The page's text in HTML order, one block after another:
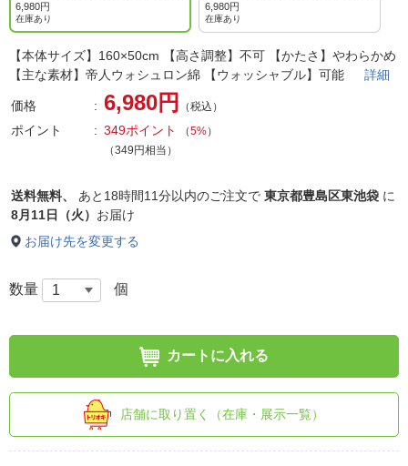
6,980円
在庫あり
6,980円
在庫あり
【本体サイズ】160×50cm 【高さ調整】不可 【かたさ】やわらかめ
【主な素材】帝人ウォシュロン綿 【ウォッシャブル】可能 詳細
価格 6,980円 （税込）
ポイント 349ポイント （5%）
（349円相当）
送料無料、 あと 18時間11分以内のご注文で 東京都豊島区東池袋 に
8月11日（火） お届け
お届け先を変更する
数量 個
カートに入れる
店舗に取り置く（在庫・展示一覧）